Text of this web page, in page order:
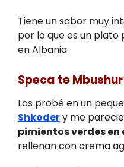
Tiene un sabor muy
por lo que es un
en Albania.
Speca te
Los probé en un
Shkodery me
pimientos verdes en
rellenan con crema